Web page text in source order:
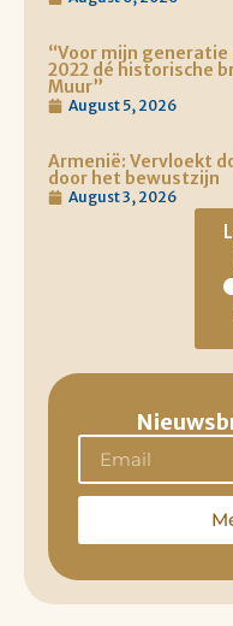
“Voor mijn
2022 dé historische
Muur”
August 5, 2026
Armenië: Vervloekt
door het bewustzijn
August 3, 2026